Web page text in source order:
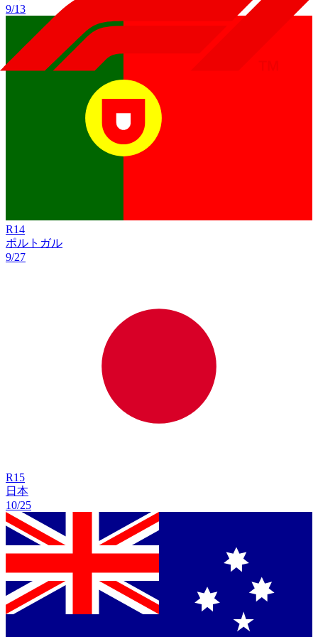
9/13
R14
ポルトガル
9/27
R15
日本
10/25